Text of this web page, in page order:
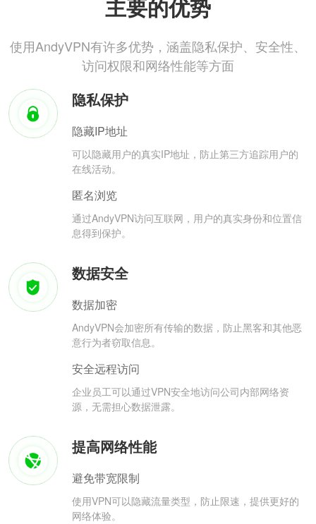
主要的优势
使用AndyVPN有许多优势，涵盖隐私保护、安全性、
访问权限和网络性能等方面
隐私保护
隐藏IP地址
可以隐藏用户的真实IP地址，防止第三方追踪用户的
在线活动。
匿名浏览
通过AndyVPN访问互联网，用户的真实身份和位置信
息得到保护。
数据安全
数据加密
AndyVPN会加密所有传输的数据，防止黑客和其他恶
意行为者窃取信息。
安全远程访问
企业员工可以通过VPN安全地访问公司内部网络资
源，无需担心数据泄露。
提高网络性能
避免带宽限制
使用VPN可以隐藏流量类型，防止限速，提供更好的
网络体验。